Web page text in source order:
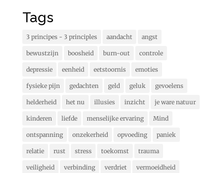
Tags
3 principes - 3 principles aandacht angst
bewustzijn boosheid burn-out controle
depressie eenheid eetstoornis emoties
fysieke pijn gedachten geld geluk gevoelens
helderheid het nu illusies inzicht je ware natuur
kinderen liefde menselijke ervaring Mind
ontspanning onzekerheid opvoeding paniek
relatie rust stress toekomst trauma
veiligheid verbinding verdriet vermoeidheid